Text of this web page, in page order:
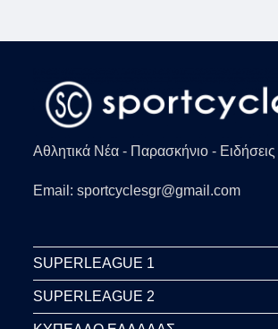
Αθλητικά Νέα - Παρασκήνιο - Ειδήσεις
Email: sportcyclesgr@gmail.com
SUPERLEAGUE 1
SUPERLEAGUE 2